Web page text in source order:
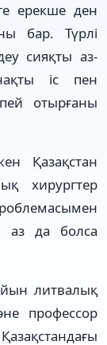
ерекше ден
бар. Түрлі
сияқты аз-
іс пен
отырғаны
Қазақстан
хирургтер
аз да болса
литвалық
профессор